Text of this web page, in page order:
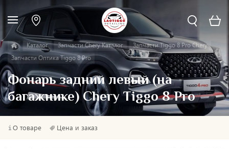
Каталог Запчасти Chery Каталог
Запчасти Tiggo 8 Pro Chery
Запчасти Оптика Tiggo 8 Pro
Фонарь задний левый (на
багажнике) Chery Tiggo 8 Pro
О товаре Цена и заказ